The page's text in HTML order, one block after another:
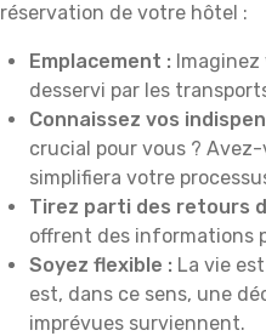
réservation de votre hôtel :
Emplacement :
desservi par les
Connaissez vos
crucial pour vous ?
simplifiera votre
Tirez parti des retours
offrent des informations
Soyez flexible : La vie
est, dans ce sens, une
imprévues surviennent.